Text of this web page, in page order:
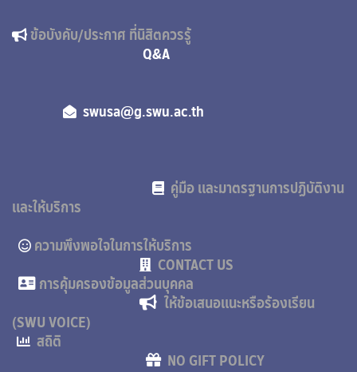
ข้อบังคับ/ประกาศ ที่นิสิตควรรู้
Q&A
swusa@g.swu.ac.th
คู่มือ และมาตรฐานการปฏิบัติงาน
และให้บริการ
ความพึงพอใจในการให้บริการ
CONTACT US
การคุ้มครองข้อมูลส่วนบุคคล
ให้ข้อเสนอแนะหรือร้องเรียน
(SWU VOICE)
สถิติ
NO GIFT POLICY